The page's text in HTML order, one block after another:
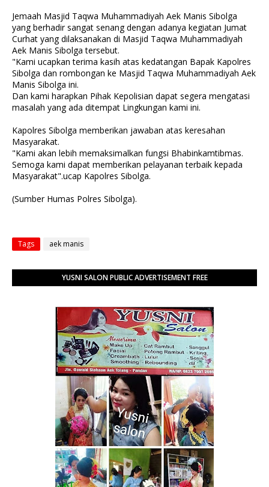
Jemaah Masjid Taqwa Muhammadiyah Aek Manis Sibolga
yang berhadir sangat senang dengan adanya kegiatan Jumat
Curhat yang dilaksanakan di Masjid Taqwa Muhammadiyah
Aek Manis Sibolga tersebut.
"Kami ucapkan terima kasih atas kedatangan Bapak Kapolres
Sibolga dan rombongan ke Masjid Taqwa Muhammadiyah Aek
Manis Sibolga ini.
Dan kami harapkan Pihak Kepolisian dapat segera mengatasi
masalah yang ada ditempat Lingkungan kami ini.
Kapolres Sibolga memberikan jawaban atas keresahan
Masyarakat.
"Kami akan lebih memaksimalkan fungsi Bhabinkamtibmas.
Semoga kami dapat memberikan pelayanan terbaik kepada
Masyarakat".ucap Kapolres Sibolga.
(Sumber Humas Polres Sibolga).
Tags aek manis
YUSNI SALON PUBLIC ADVERTISEMENT FREE